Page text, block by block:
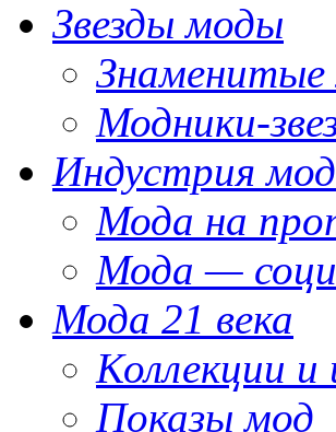
Звезды моды
Знаменитые
Модники-
Индустрия
Мода на
Мода —
Мода 21 века
Коллекции и
Показы мод